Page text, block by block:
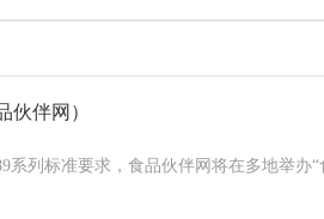
伙伴网）
列标准要求，食品伙伴网将在多地举办